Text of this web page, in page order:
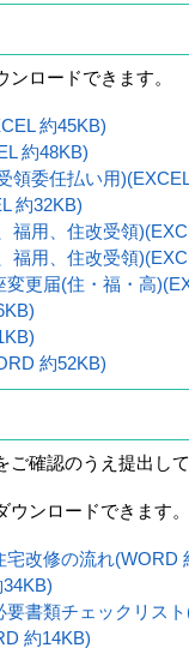
ロードできます。
約45KB)
約48KB)
領委任払い用
約32KB)
福用、住改受領
福用、住改受領
変更届(住・福・高
約52KB)
確認のうえ提出して
ンロードできます。
宅改修の流れ(WORD
書類チェックリス
約14KB)